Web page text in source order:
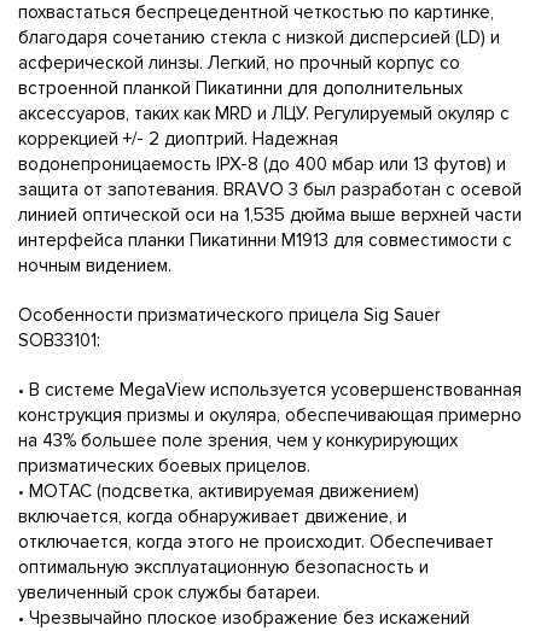
похвастаться беспрецедентной четкостью по картинке,
благодаря сочетанию стекла с низкой дисперсией (LD) и
асферической линзы. Легкий, но прочный корпус со
встроенной планкой Пикатинни для дополнительных
аксессуаров, таких как МRD и ЛЦУ. Регулируемый окуляр с
коррекцией +/- 2 диоптрий. Надежная
водонепроницаемость IРХ-8 (до 400 мбар или 13 футов) и
защита от запотевания. ВRАVО 3 был разработан с осевой
линией оптической оси на 1,535 дюйма выше верхней части
интерфейса планки Пикатинни М1913 для совместимости с
ночным видением.
Особенности призматического прицела Sig Sаuеr
SОВ33101:
• В системе МеgаViеw используется усовершенствованная
конструкция призмы и окуляра, обеспечивающая примерно
на 43% большее поле зрения, чем у конкурирующих
призматических боевых прицелов.
• МОТАС (подсветка, активируемая движением)
включается, когда обнаруживает движение, и
отключается, когда этого не происходит. Обеспечивает
оптимальную эксплуатационную безопасность и
увеличенный срок службы батареи.
• Чрезвычайно плоское изображение без искажений